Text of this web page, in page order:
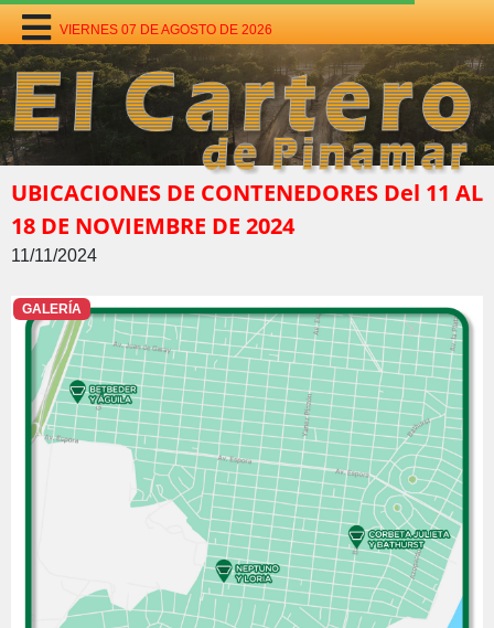
VIERNES 07 DE AGOSTO DE 2026
UBICACIONES DE CONTENEDORES Del 11 AL
18 DE NOVIEMBRE DE 2024
11/11/2024
GALERÍA